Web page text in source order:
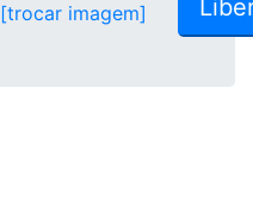
[trocar imagem]